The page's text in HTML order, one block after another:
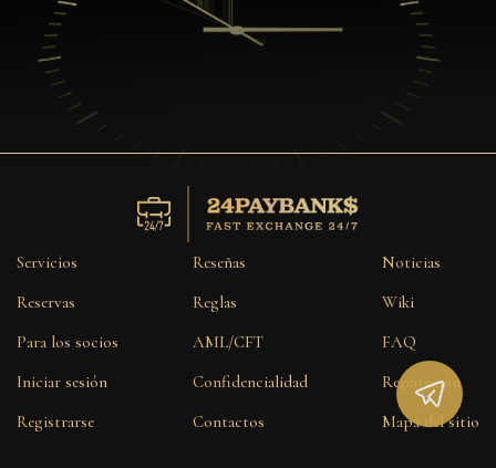
Servicios
Reservas
Para los socios
Iniciar sesión
Registrarse
Reseñas
Reglas
AML/CFT
Confidencialidad
Contactos
Noticias
Wiki
FAQ
Reputación
Mapa del sitio